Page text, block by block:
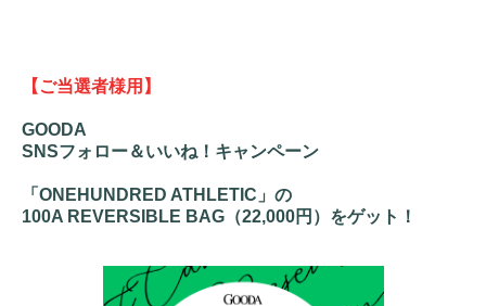
【ご当選者様用】
GOODA
SNSフォロー＆いいね！キャンペーン
「ONEHUNDRED ATHLETIC」の
100A REVERSIBLE BAG（22,000円） をゲット！